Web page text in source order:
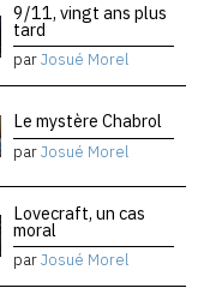
9/11, vingt ans plus
tard
parJosué Morel
Le mystère Chabrol
parJosué Morel
Lovecraft, un cas
moral
parJosué Morel